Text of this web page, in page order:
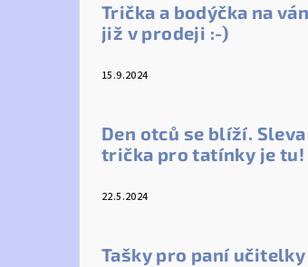
Trička a bodýčka na
již v prodeji :-)
15.9.2024
Den otců se blíží.
trička pro tatínky je tu!
22.5.2024
Tašky pro paní učitelky